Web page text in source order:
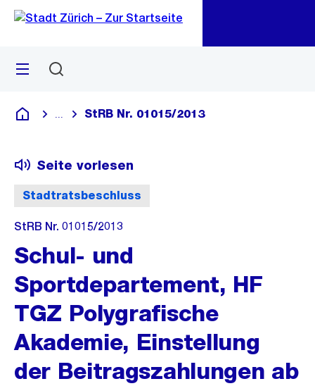
Navigation
Sprunglink
Menü
Deutsch
Blende alle Breadcrumbs ein
StRB Nr. 01015/2013
Stadtratsbeschluss
Seite vorlesen
StRB Nr. 01015/2013
Schul- und
Sportdepartement, HF
TGZ Polygrafische
Akademie, Einstellung
der Beitragszahlungen ab